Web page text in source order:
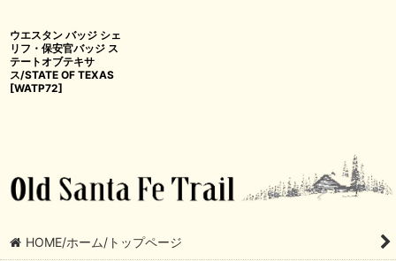
ウエスタン バッジ シェ
リフ・保安官バッジ ス
テートオブテキサ
ス/STATE OF TEXAS
[WATP72]
HOME/ホーム/トップページ